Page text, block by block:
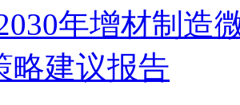
年增材制造
略建议报告